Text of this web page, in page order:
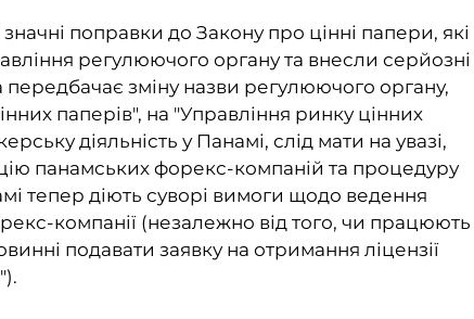
поправки до Закону про цінні папери, які
регулюючого органу та внесли серйозні
зміну назви регулюючого органу,
паперів", на "Управління ринку цінних
діяльність у Панамі, слід мати на увазі,
панамських форекс-компаній та процедуру
тепер діють суворі вимоги щодо ведення
компанії (незалежно від того, чи працюють
подавати заявку на отримання ліцензії